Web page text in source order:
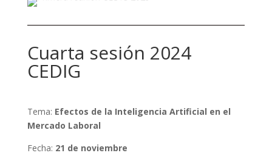
Cuarta sesión 2024
CEDIG
Tema: Efectos de la Inteligencia Artificial en el
Mercado Laboral
Fecha: 21 de noviembre